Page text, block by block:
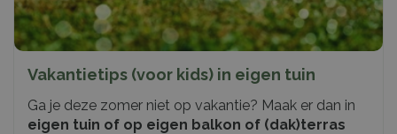
Vakantietips (voor kids) in eigen tuin
Ga je deze zomer niet op vakantie? Maak er dan in
eigen tuin of op eigen balkon of (dak)terras